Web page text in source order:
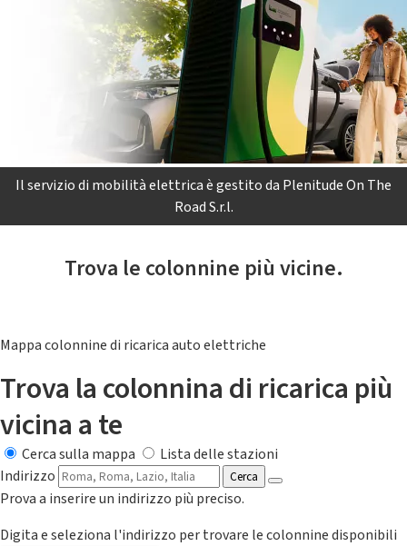
Il servizio di mobilità elettrica è gestito da Plenitude On The
Road S.r.l.
Trova le colonnine più vicine.
Mappa colonnine di ricarica auto elettriche
Trova la colonnina di ricarica più
vicina a te
Cerca sulla mappa
Lista delle stazioni
Indirizzo
Cerca
Prova a inserire un indirizzo più preciso.
Digita e seleziona l'indirizzo per trovare le colonnine disponibili